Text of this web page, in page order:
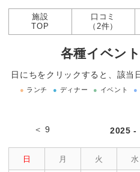
施設
TOP
口コミ
（2件）
各種イベン
日にちをクリックすると、該当
● ランチ ● ディナー ● イベント ●
＜ 9 2025 -
日 月 火 水